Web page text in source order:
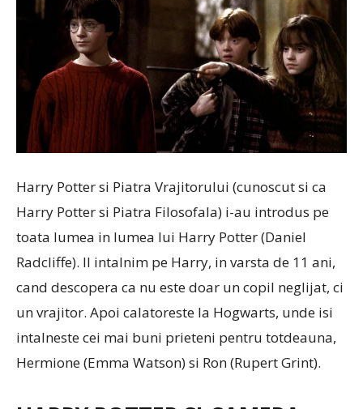
Harry Potter si Piatra Vrajitorului (cunoscut si ca
Harry Potter si Piatra Filosofala) i-au introdus pe
toata lumea in lumea lui Harry Potter (Daniel
Radcliffe). Il intalnim pe Harry, in varsta de 11 ani,
cand descopera ca nu este doar un copil neglijat, ci
un vrajitor. Apoi calatoreste la Hogwarts, unde isi
intalneste cei mai buni prieteni pentru totdeauna,
Hermione (Emma Watson) si Ron (Rupert Grint).